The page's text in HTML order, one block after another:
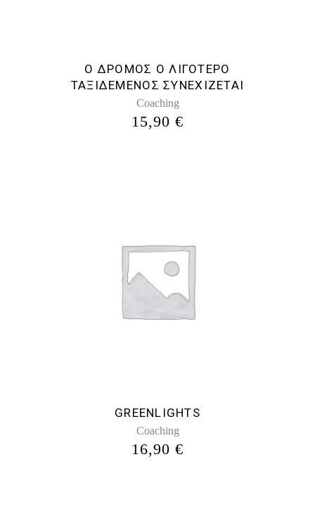
Ο ΔΡΟΜΟΣ Ο ΛΙΓΟΤΕΡΟ
ΤΑΞΙΔΕΜΕΝΟΣ ΣΥΝΕΧΙΖΕΤΑΙ
Coaching
15,90€
GREENLIGHTS
Coaching
16,90€